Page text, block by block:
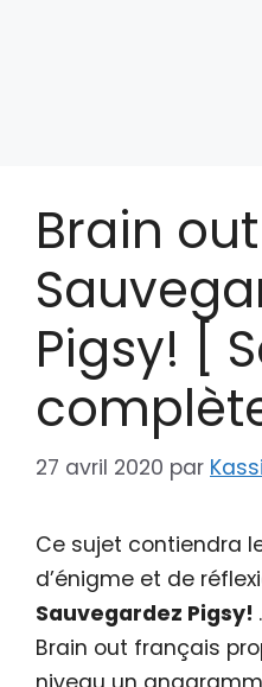
Brain out
Pigsy! [
complète
27 avril 2020 par
Ce sujet contiendra
d’énigme et de
Sauvegardez Pigsy!
Brain out français